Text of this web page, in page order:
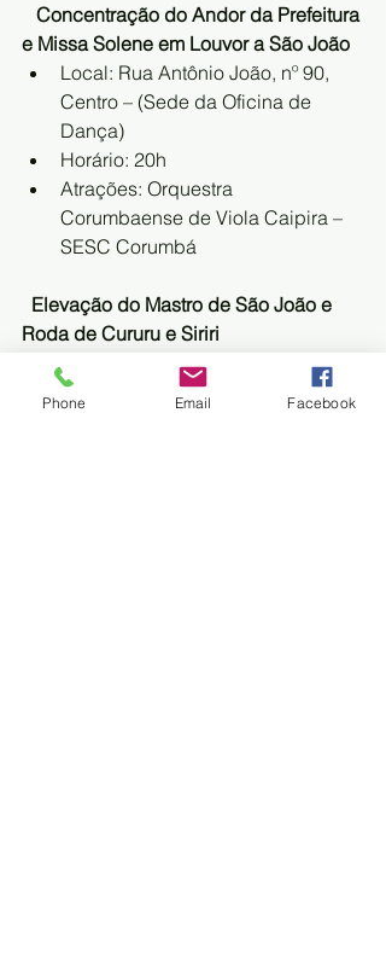
Concentração do Andor da Prefeitura
e Missa Solene em Louvor a São João
Local: Rua Antônio João, nº 90,
Centro – (Sede da Oficina de
Dança)
Horário: 20h
Atrações: Orquestra
Corumbaense de Viola Caipira –
SESC Corumbá
Elevação do Mastro de São João e
Roda de Cururu e Siriri
Local: Orla do Porto Geral
Horário: 23h30
Phone Email Facebook